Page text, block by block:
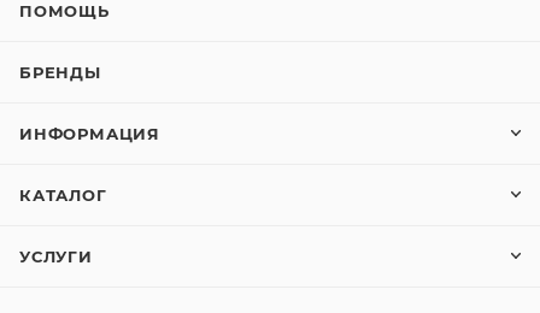
ПОМОЩЬ
БРЕНДЫ
ИНФОРМАЦИЯ
КАТАЛОГ
УСЛУГИ